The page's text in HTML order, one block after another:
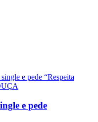
e pede